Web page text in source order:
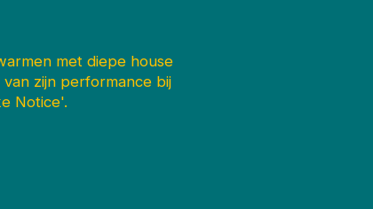
met diepe house
zijn performance bij
Notice'.